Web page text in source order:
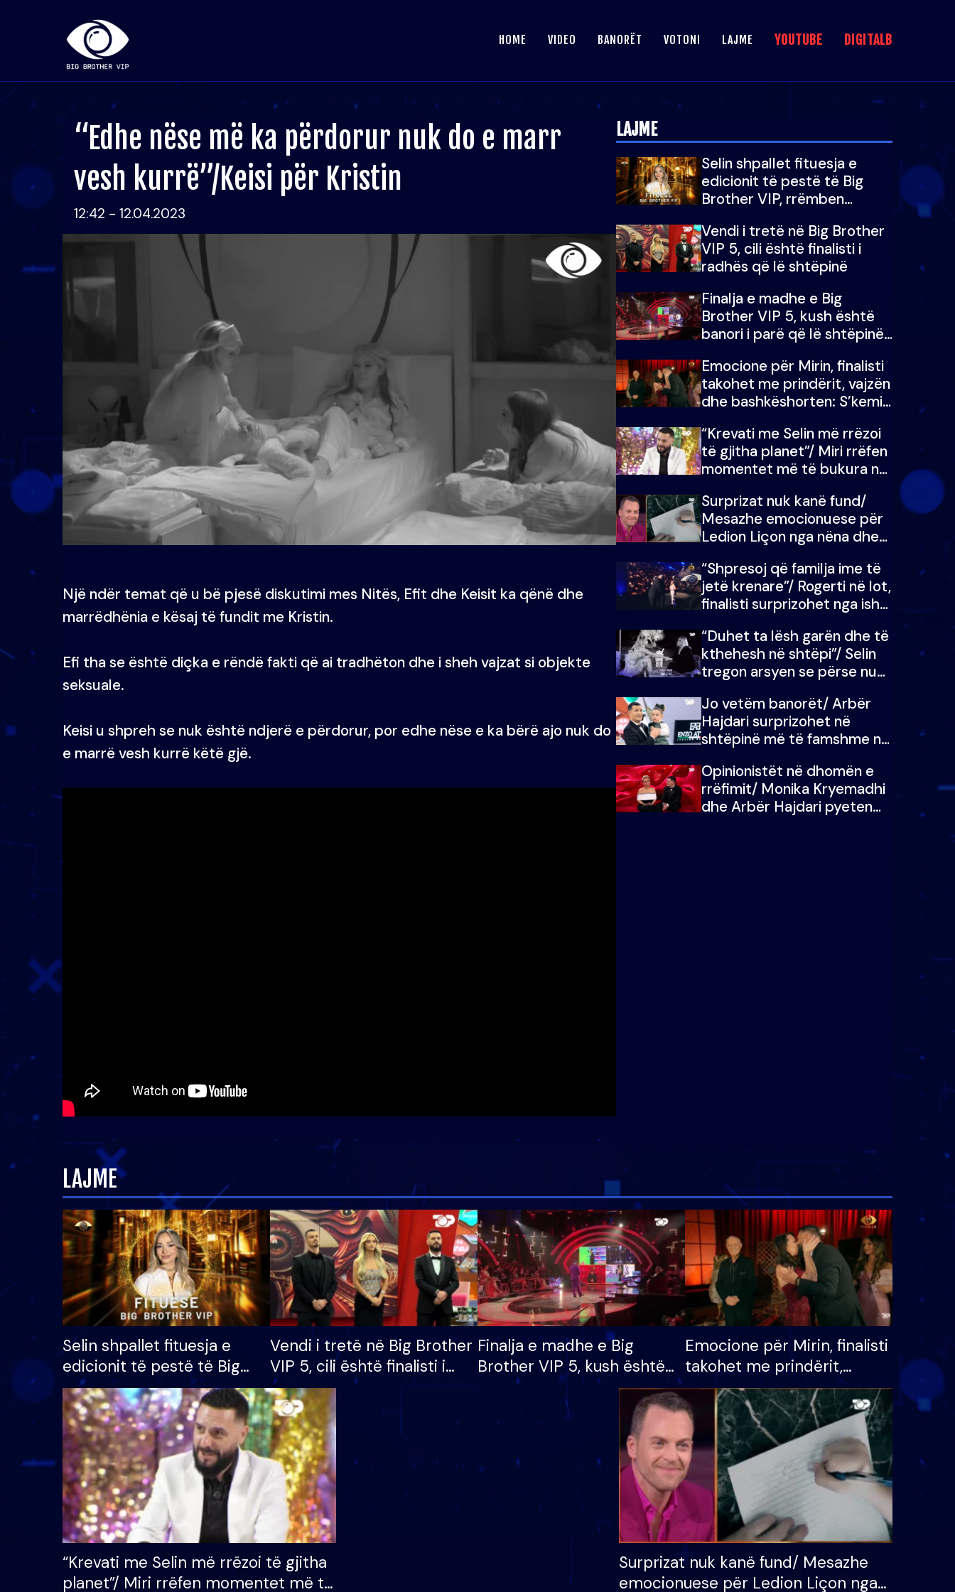
HOME VIDEO BANORËT VOTONI LAJME YOUTUBE DIGITALB
“Edhe nëse më ka përdorur nuk do e marr
vesh kurrë”/Keisi për Kristin
12:42 - 12.04.2023
Një ndër temat që u bë pjesë diskutimi mes Nitës, Efit dhe Keisit ka qënë dhe
marrëdhënia e kësaj të fundit me Kristin.
Efi tha se është diçka e rëndë fakti që ai tradhëton dhe i sheh vajzat si objekte
seksuale.
Keisi u shpreh se nuk është ndjerë e përdorur, por edhe nëse e ka bërë ajo nuk do
e marrë vesh kurrë këtë gjë.
LAJME
Selin shpallet fituesja e
edicionit të pestë të Big
Brother VIP, rrëmben
mijë eurosh
Vendi i tretë në Big Brother
VIP 5, cili është finalisti i
radhës që lë shtëpinë
Finalja e madhe e Big
Brother VIP 5, kush është
banori i parë që lë shtëpinë
fituar çmimin e madh
Emocione për Mirin, finalisti
takohet me prindërit, vajzën
dhe bashkëshorten: S’kemi
“Krevati me Selin më rrëzoi
të gjitha planet”/ Miri rrëfen
momentet më të bukura në
mungojë zilja e mëngjesit
kur…
Surprizat nuk kanë fund/
Mesazhe emocionuese për
Ledion Liçon nga nëna dhe
i mban dot lotët: Nuk
meritoj…
“Shpresoj që familja ime të
jetë krenare”/ Rogerti në lot,
finalisti surprizohet nga ish-
“Duhet ta lësh garën dhe të
kthehesh në shtëpi”/ Selin
tregon arsyen se përse nuk
Doja ta çoja luftën time deri
në fund
Jo vetëm banorët/ Arbër
Hajdari surprizohet në
shtëpinë më të famshme në
me vajzën e tij
Opinionistët në dhomën e
rrëfimit/ Monika Kryemadhi
dhe Arbër Hajdari pyeten
LAJME
Selin shpallet fituesja e
edicionit të pestë të Big
Brother VIP, rrëmben
çmimin e madh prej 100
mijë eurosh
Vendi i tretë në Big Brother
VIP 5, cili është finalisti i
radhës që lë shtëpinë
Finalja e madhe e Big
Brother VIP 5, kush është
banori i parë që lë shtëpinë
dhe humb mundësinë për
të fituar çmimin e madh
Emocione për Mirin, finalisti
takohet me prindërit,
vajzën dhe bashkëshorten:
S’kemi ndonjë letër divorci
apo jo?
“Krevati me Selin më rrëzoi të gjitha
planet”/ Miri rrëfen momentet më të
Surprizat nuk kanë fund/ Mesazhe
emocionuese për Ledion Liçon nga